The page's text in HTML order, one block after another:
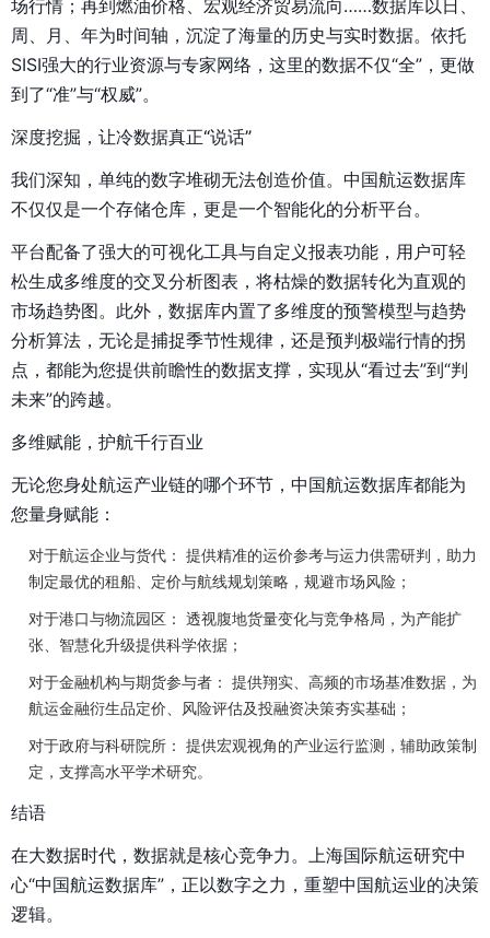
场行情；再到燃油价格、宏观经济贸易流向……数据库以日、
周、月、年为时间轴，沉淀了海量的历史与实时数据。依托
SISI强大的行业资源与专家网络，这里的数据不仅“全”，更做
到了“准”与“权威”。
深度挖掘，让冷数据真正“说话”
我们深知，单纯的数字堆砌无法创造价值。中国航运数据库
不仅仅是一个存储仓库，更是一个智能化的分析平台。
平台配备了强大的可视化工具与自定义报表功能，用户可轻
松生成多维度的交叉分析图表，将枯燥的数据转化为直观的
市场趋势图。此外，数据库内置了多维度的预警模型与趋势
分析算法，无论是捕捉季节性规律，还是预判极端行情的拐
点，都能为您提供前瞻性的数据支撑，实现从“看过去”到“判
未来”的跨越。
多维赋能，护航千行百业
无论您身处航运产业链的哪个环节，中国航运数据库都能为
您量身赋能：
对于航运企业与货代： 提供精准的运价参考与运力供需研判，助力
制定最优的租船、定价与航线规划策略，规避市场风险；
对于港口与物流园区： 透视腹地货量变化与竞争格局，为产能扩
张、智慧化升级提供科学依据；
对于金融机构与期货参与者： 提供翔实、高频的市场基准数据，为
航运金融衍生品定价、风险评估及投融资决策夯实基础；
对于政府与科研院所： 提供宏观视角的产业运行监测，辅助政策制
定，支撑高水平学术研究。
结语
在大数据时代，数据就是核心竞争力。上海国际航运研究中
心“中国航运数据库”，正以数字之力，重塑中国航运业的决策
逻辑。